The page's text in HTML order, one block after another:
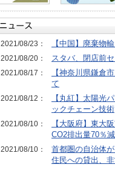
2021/08/23：
【中国】廃棄物
2021/08/20：
スタバ、閉店前
2021/08/17：
【神奈川県鎌倉
て
2021/08/12：
【丸紅】太陽光
ックチェーン技術
2021/08/10：
【大阪府】東大
CO2排出量70％減
2021/08/10：
首都圏の自治体
住民への貸出、